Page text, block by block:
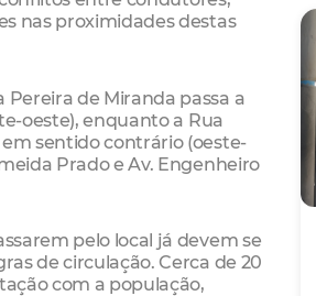
nas proximidades destas
Pereira de Miranda passa a
oeste), enquanto a Rua
sentido contrário (oeste-
Prado e Av. Engenheiro
pelo local já devem se
de circulação. Cerca de 20
com a população,